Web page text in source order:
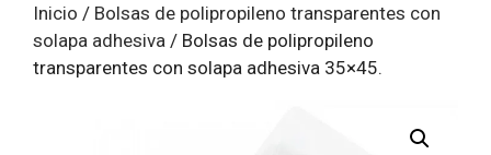
Inicio / Bolsas de polipropileno transparentes con
solapa adhesiva / Bolsas de polipropileno
transparentes con solapa adhesiva 35×45.